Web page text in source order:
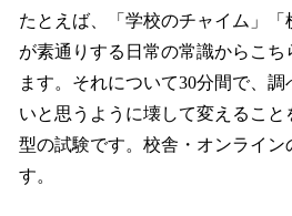
たとえば、「学校のチャイム」「
が素通りする日常の常識からこち
ます。それについて30分間で、
いと思うように壊して変えるこ
型の試験です。校舎・オンライン
す。